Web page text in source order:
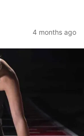
4 months ago